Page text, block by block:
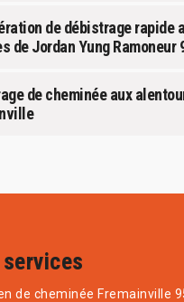
de débistrage rapide
de Jordan Yung Ramoneur
de cheminée aux
de cheminée Fremainville